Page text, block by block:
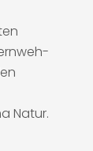
Natur.